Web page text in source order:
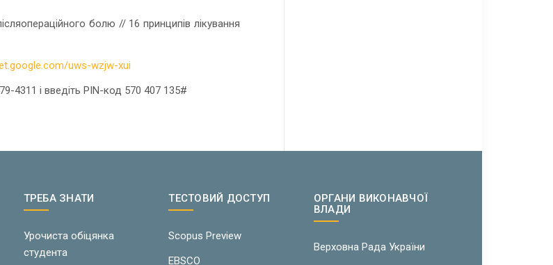
болю // 16 принципів лікування
uws-wzjw-xui
4311 і введіть PIN-код 570 407 135#
ТРЕБА ЗНАТИ
Урочиста обіцянка
студента
ТЕСТОВИЙ ДОСТУП
Scopus Preview
EBSCO
ОРГАНИ ВИКОНАВЧОЇ
ВЛАДИ
Верховна Рада України